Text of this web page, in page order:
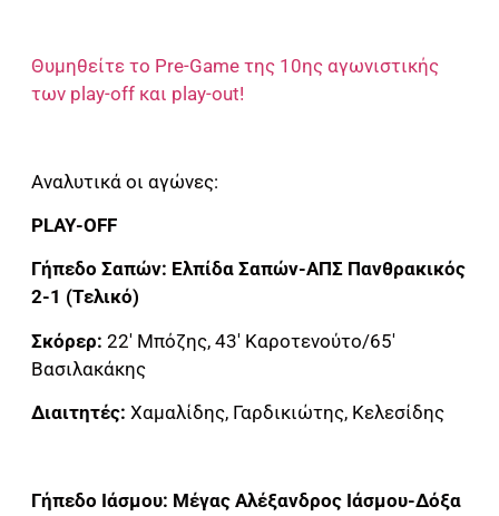
Θυμηθείτε το Pre-Game της 10ης αγωνιστικής
των play-off και play-out!
Αναλυτικά οι αγώνες:
PLAY-OFF
Γήπεδο Σαπών: Ελπίδα Σαπών-ΑΠΣ Πανθρακικός
2-1 (Τελικό)
Σκόρερ: 22′ Μπόζης, 43′ Καροτενούτο/65′
Βασιλακάκης
Διαιτητές: Χαμαλίδης, Γαρδικιώτης, Κελεσίδης
Γήπεδο Ιάσμου: Μέγας Αλέξανδρος Ιάσμου-Δόξα